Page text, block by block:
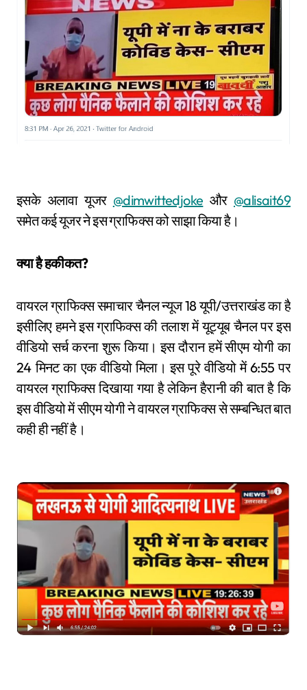
इसके अलावा यूजर @dimwittedjoke और @alisait69
समेत कई यूजर ने इस ग्राफिक्स को साझा किया है।
क्या है हकीकत?
वायरल ग्राफिक्स समाचार चैनल न्यूज 18 यूपी/उत्तराखंड का है
इसीलिए हमने इस ग्राफिक्स की तलाश में यूट्यूब चैनल पर इस
वीडियो सर्च करना शुरू किया। इस दौरान हमें सीएम योगी का
24 मिनट का एक वीडियो मिला। इस पूरे वीडियो में 6:55 पर
वायरल ग्राफिक्स दिखाया गया है लेकिन हैरानी की बात है कि
इस वीडियो में सीएम योगी ने वायरल ग्राफिक्स से सम्बन्धित बात
कही ही नहीं है।